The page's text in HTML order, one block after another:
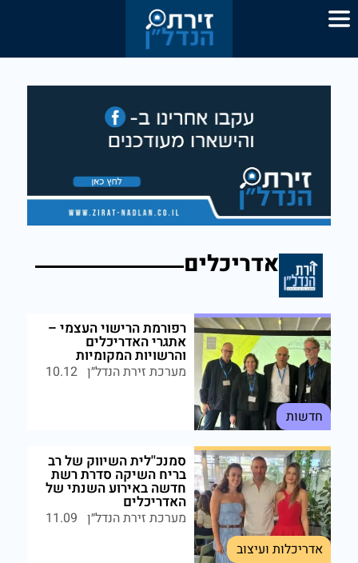
אדריכלים
חדשות
רפורמת הרישוי העצמי –
אתגרי האדריכלים
והרשויות המקומיות
מערכת זירת הנדל״ן 10.12
אדריכלות ועיצוב
סמנכ''לית השיווק של רב
בריח השיקה סדרת רשת
חדשה באירוע השנתי של
האדריכלים
מערכת זירת הנדל״ן 11.09